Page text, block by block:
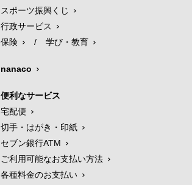
スポーツ振興くじ
行政サービス
保険
/ 学び・教育
nanaco
便利なサービス
宅配便
切手・はがき・印紙
セブン銀行ATM
ご利用可能なお支払い方法
各種料金のお支払い